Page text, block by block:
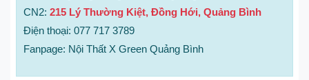
CN2: 215 Lý Thường Kiệt, Đồng Hới, Quảng Bình
Điện thoại: 077 717 3789
Fanpage: Nội Thất X Green Quảng Bình